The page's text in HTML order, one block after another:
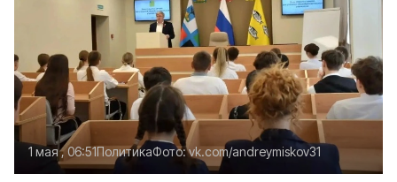
1 мая , 06:51ПолитикаФото:vk.com/andreymiskov31